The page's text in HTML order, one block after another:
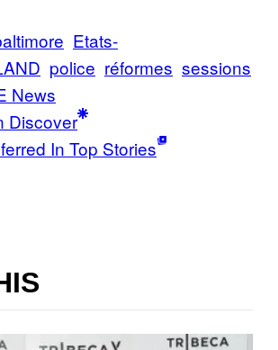
Etats-
police réformes sessions
News
Discover
In Top Stories